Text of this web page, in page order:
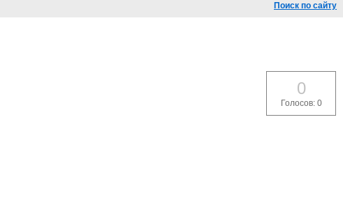
Поиск по сайту
0
Голосов: 0